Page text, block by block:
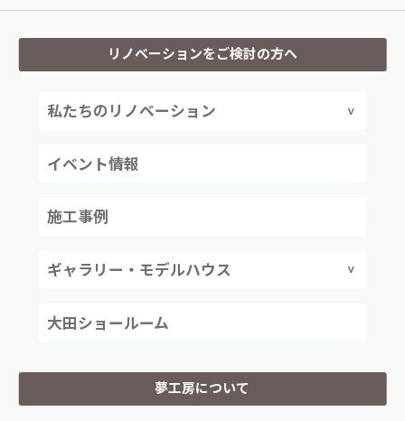
リノベーションをご検討の方へ
私たちのリノベーション
イベント情報
施工事例
ギャラリー・モデルハウス
大田ショールーム
夢工房について